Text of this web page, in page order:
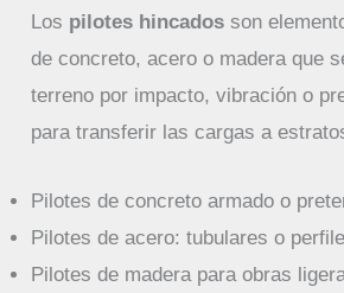
Los pilotes hincados son
de concreto, acero o madera que
terreno por impacto, vibración o
para transferir las cargas a
Pilotes de concreto armado o
Pilotes de acero: tubulares o
Pilotes de madera para obras